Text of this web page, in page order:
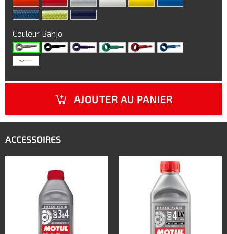
Couleur Banjo
AJOUTER AU PANIER
ACCESSOIRES